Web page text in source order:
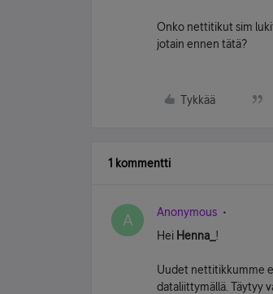
Onko nettitikut sim
jotain ennen tätä?
Tykkää
1 kommentti
A Anonymous
Hei Henna_ !
Uudet nettitikkumme
dataliittymällä. Täytyy